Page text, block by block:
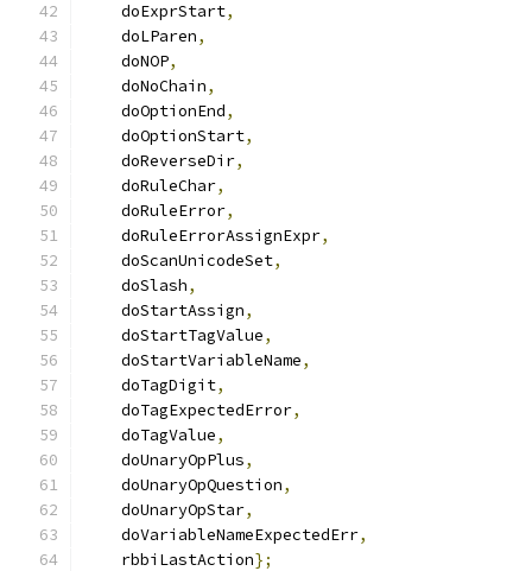
    doExprStart
,
    doLParen
,
    doNOP
,
    doNoChain
,
    doOptionEnd
,
    doOptionStart
,
    doReverseDir
,
    doRuleChar
,
    doRuleError
,
    doRuleErrorAssignExpr
,
    doScanUnicodeSet
,
    doSlash
,
    doStartAssign
,
    doStartTagValue
,
    doStartVariableName
,
    doTagDigit
,
    doTagExpectedError
,
    doTagValue
,
    doUnaryOpPlus
,
    doUnaryOpQuestion
,
    doUnaryOpStar
,
    doVariableNameExpectedErr
,
    rbbiLastAction
};